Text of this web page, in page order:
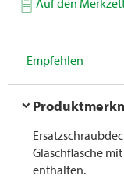
Auf den
Empfehlen
Glaschflasche
enthalten.